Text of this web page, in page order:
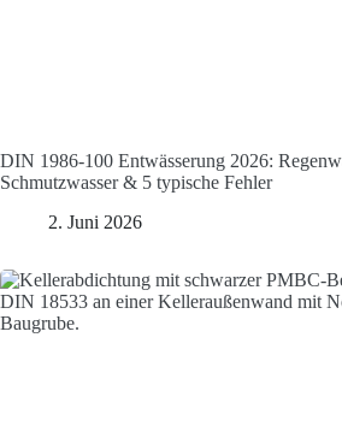
DIN 1986-100 Entwässerung 2026:
Schmutzwasser & 5 typische Fehler
2. Juni 2026